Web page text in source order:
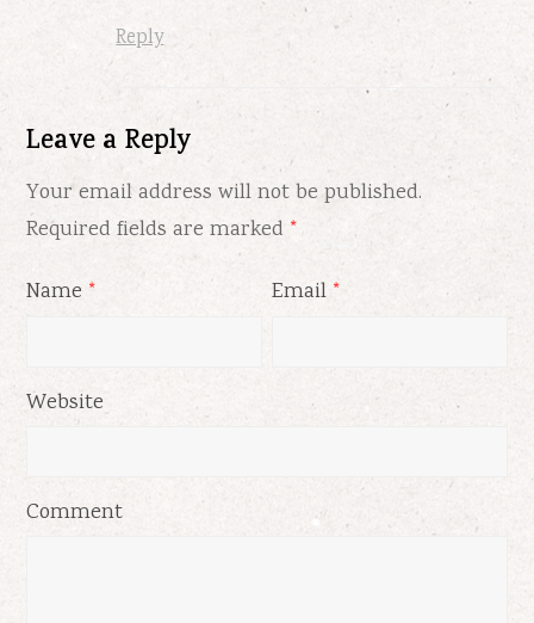
Reply
Leave a Reply
Your email address will not be published.
Required fields are marked *
Name * Email *
Website
Comment